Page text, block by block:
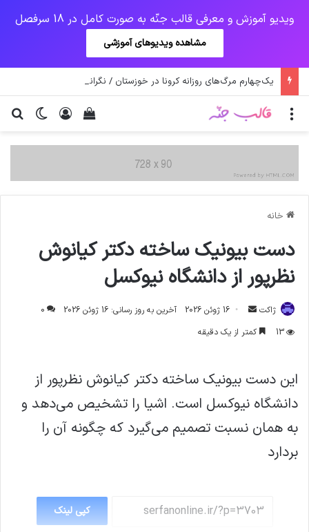
ویدیو آموزش و معرفی قالب جنّه به صورت کامل در 18 سرفصل
مشاهده ویدیوهای آموزشی
تغییر ورود
دیدن سبد خرید منو
خانه
دست بیونیک ساخته دکتر کیانوش
نظرپور از دانشگاه نیوکسل
ژاکت
ارسال
ایمیل
16 ژوئن 2026 آخرین به روز رسانی: 16 ژوئن 2026
0
13
کمتر از یک دقیقه
این دست بیونیک ساخته دکتر کیانوش نظرپور از
دانشگاه نیوکسل است. اشیا را تشخیص می‌دهد و
به همان نسبت تصمیم می‌گیرد که چگونه آن را
بردارد
کپی لینک